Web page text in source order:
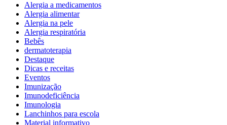
Alergia a medicamentos
Alergia alimentar
Alergia na pele
Alergia respiratória
Bebês
dermatoterapia
Destaque
Dicas e receitas
Eventos
Imunização
Imunodeficiência
Imunologia
Lanchinhos para escola
Material informativo